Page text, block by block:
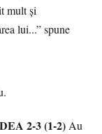
mult și
lui...” spune
2-3 (1-2)Au